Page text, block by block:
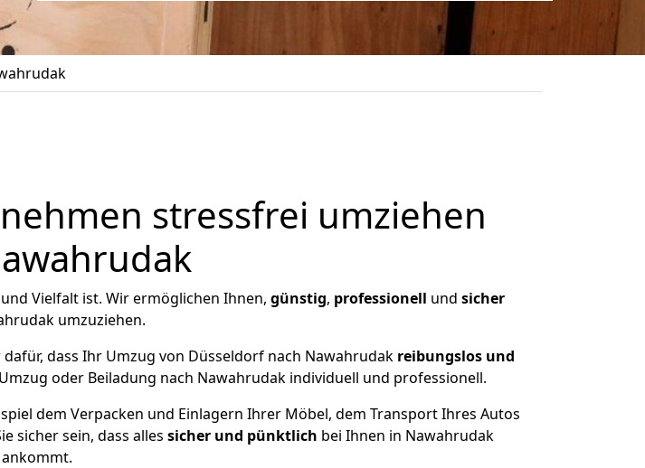
stressfrei umziehen
Vielfalt ist. Wir ermöglichen Ihnen, günstig, professionell und sicher
umzuziehen.
dass Ihr Umzug von Düsseldorf nach Nawahrudak reibungslos und
oder Beiladung nach Nawahrudak individuell und professionell.
dem Verpacken und Einlagern Ihrer Möbel, dem Transport Ihres Autos
sicher sein, dass alles sicher und pünktlich bei Ihnen in Nawahrudak
ankommt.